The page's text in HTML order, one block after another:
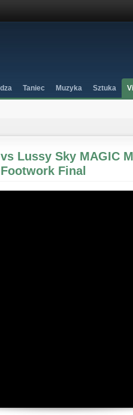
Taniec Muzyka Sztuka
Lussy Sky MAGIC
Final